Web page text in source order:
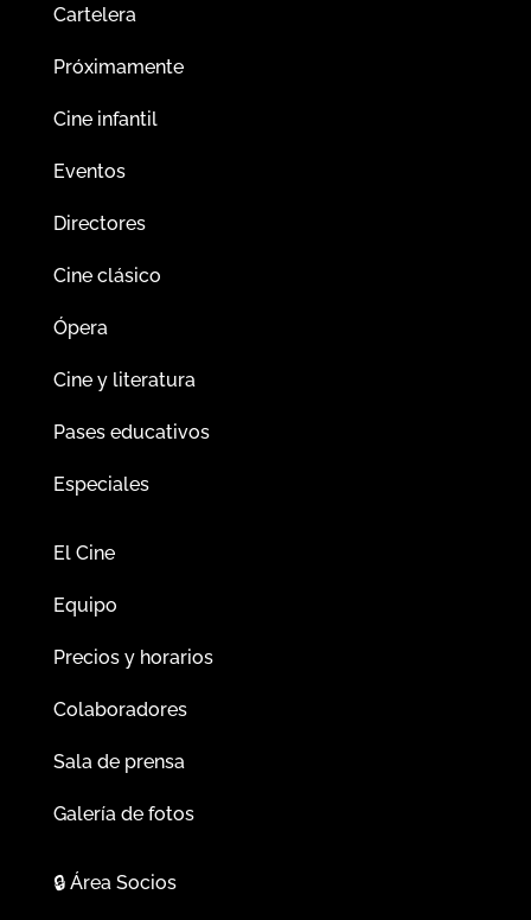
Cartelera
Próximamente
Cine infantil
Eventos
Directores
Cine clásico
Ópera
Cine y literatura
Pases educativos
Especiales
El Cine
Equipo
Precios y horarios
Colaboradores
Sala de prensa
Galería de fotos
🔒Área Socios